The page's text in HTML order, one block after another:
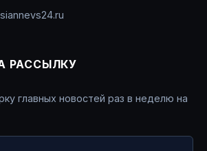
РАССЫЛКУ
главных новостей раз в неделю на